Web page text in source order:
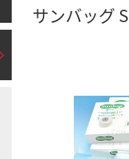
サンバッグ S